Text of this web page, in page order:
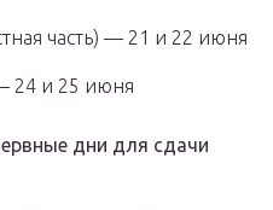
часть) — 21 и 22 июня
24 и 25 июня
дни для сдачи